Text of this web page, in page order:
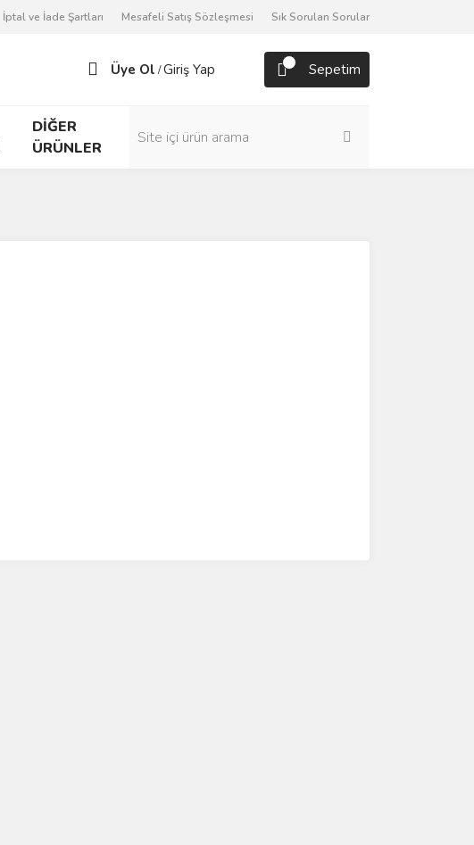
İptal ve İade Şartları Mesafeli Satış Sözleşmesi Sık Sorulan Sorular
Üye Ol /Giriş Yap Sepetim
DİĞER
ÜRÜNLER